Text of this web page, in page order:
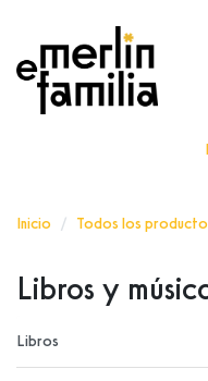
Inicio Todos los
Libros y
Libros